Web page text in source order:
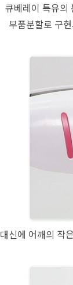
큐베레이 특유의
부품분할로 구
대신에 어깨의 작